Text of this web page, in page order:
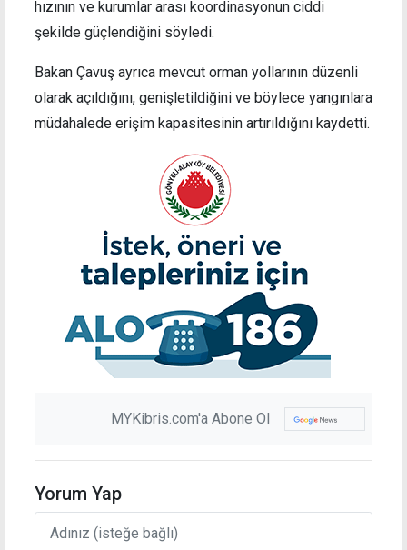
hızının ve kurumlar arası koordinasyonun ciddi
şekilde güçlendiğini söyledi.
Bakan Çavuş ayrıca mevcut orman yollarının düzenli
olarak açıldığını, genişletildiğini ve böylece yangınlara
müdahalede erişim kapasitesinin artırıldığını kaydetti.
MYKibris.com'a Abone Ol
Yorum Yap